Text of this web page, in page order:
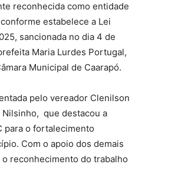
reconhecida como entidade
estabelece a Lei
sancionada no dia 4 de
Maria Lurdes Portugal,
Municipal de Caarapó.
pelo vereador Clenilson
Nilsinho, que destacou a
para o fortalecimento
Com o apoio dos demais
reconhecimento do trabalho